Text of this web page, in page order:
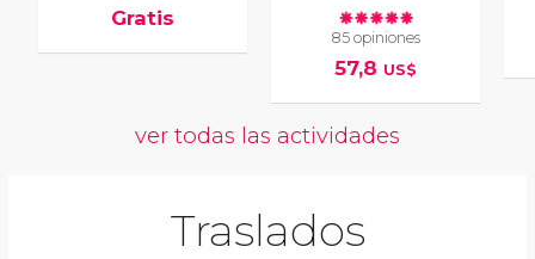
Gratis
85 opiniones
57,8 US$
ver todas las actividades
Traslados